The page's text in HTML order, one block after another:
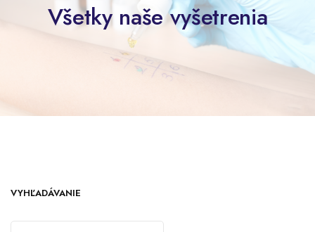
Všetky naše vyšetrenia
VYHĽADÁVANIE